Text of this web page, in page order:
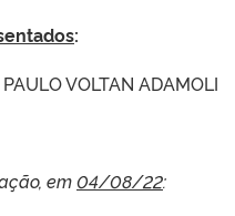
:
VOLTAN ADAMOLI
em04/08/22: